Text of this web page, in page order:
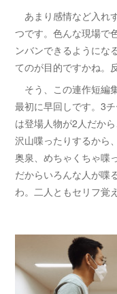
あまり感情など入れ
つです。色んな現場で
ンバンできるようにな
てのが目的ですかね。
そう、この連作短編
最初に早回しです。3
は登場人物が2人だか
沢山喋ったりするから
奥泉、めちゃくちゃ喋
だからいろんな人が喋
わ。二人ともセリフ覚